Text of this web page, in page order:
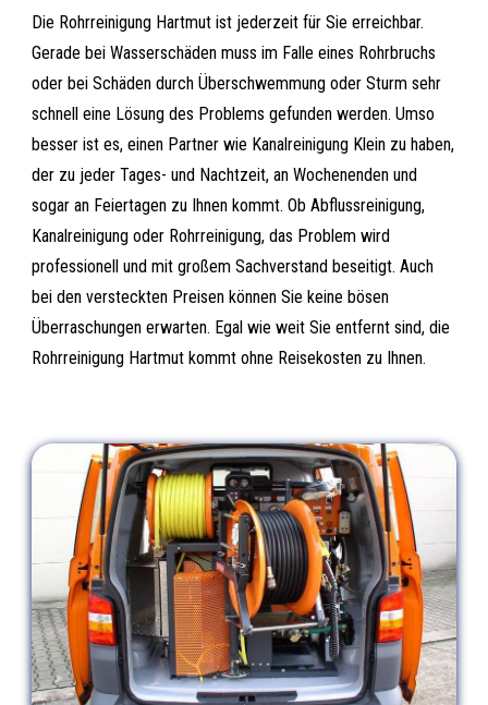
Die Rohrreinigung Hartmut ist jederzeit für Sie erreichbar.
Gerade bei Wasserschäden muss im Falle eines Rohrbruchs
oder bei Schäden durch Überschwemmung oder Sturm sehr
schnell eine Lösung des Problems gefunden werden. Umso
besser ist es, einen Partner wie Kanalreinigung Klein zu haben,
der zu jeder Tages- und Nachtzeit, an Wochenenden und
sogar an Feiertagen zu Ihnen kommt. Ob Abflussreinigung,
Kanalreinigung oder Rohrreinigung, das Problem wird
professionell und mit großem Sachverstand beseitigt. Auch
bei den versteckten Preisen können Sie keine bösen
Überraschungen erwarten. Egal wie weit Sie entfernt sind, die
Rohrreinigung Hartmut kommt ohne Reisekosten zu Ihnen.